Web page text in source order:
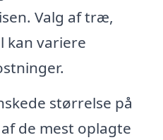
Valg af træ,
kan variere
størrelse på
de mest oplagte